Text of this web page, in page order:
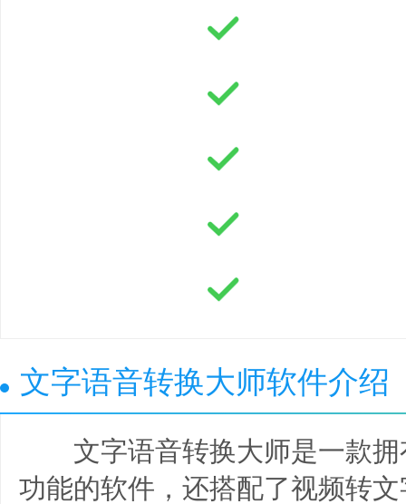
文字语音转换大师软件介绍
文字语音转换大师是一款拥
功能的软件，还搭配了视频转